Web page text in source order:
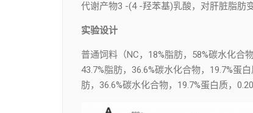
代谢产物3 -(4 -羟苯基)乳酸，对肝脏脂肪
实验设计
普通饲料（NC，18%脂肪，58%碳水化合
43.7%脂肪，36.6%碳水化合物，19.7%蛋
肪，36.6%碳水化合物，19.7%蛋白质，